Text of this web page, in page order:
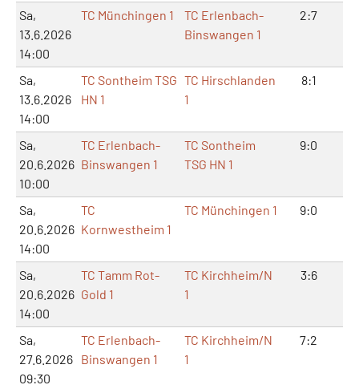
Sa,
13.6.2026
14:00
TC Münchingen 1
TC Erlenbach-
Binswangen 1
2:7
Sa,
13.6.2026
14:00
TC Sontheim TSG
HN 1
TC Hirschlanden
1
8:1
Sa,
20.6.2026
10:00
TC Erlenbach-
Binswangen 1
TC Sontheim
TSG HN 1
9:0
Sa,
20.6.2026
14:00
TC
Kornwestheim 1
TC Münchingen 1 9:0
Sa,
20.6.2026
14:00
TC Tamm Rot-
Gold 1
TC Kirchheim/N
1
3:6
Sa,
27.6.2026
09:30
TC Erlenbach-
Binswangen 1
TC Kirchheim/N
1
7:2